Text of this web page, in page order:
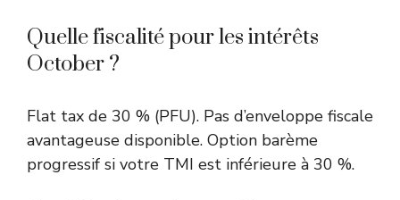
Quelle fiscalité pour les intérêts
October ?
Flat tax de 30 % (PFU). Pas d’enveloppe fiscale
avantageuse disponible. Option barème
progressif si votre TMI est inférieure à 30 %.